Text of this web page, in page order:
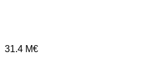
31.4 M€